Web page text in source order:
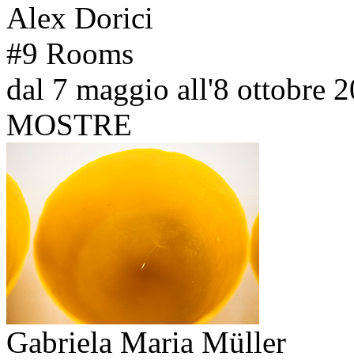
Alex Dorici
#9 Rooms
dal 7 maggio all'8 ottobre
MOSTRE
Gabriela Maria Müller